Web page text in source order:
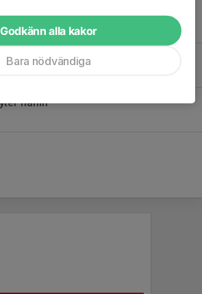
har sorg
en succé!
namn
Godkänn alla kakor
Bara nödvändiga